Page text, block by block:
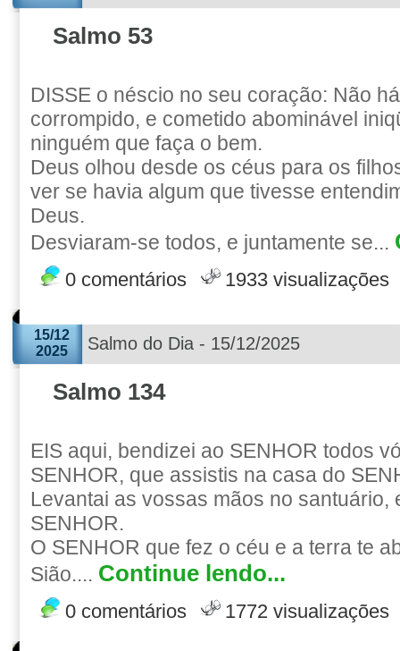
Salmo 53
DISSE o néscio no seu coração: Não
corrompido, e cometido abominável
ninguém que faça o bem.
Deus olhou desde os céus para os
ver se havia algum que tivesse
Deus.
Desviaram-se todos, e juntamente se...
0 comentários 1933 visualizações
15/12
2025
Salmo do Dia - 15/12/2025
Salmo 134
EIS aqui, bendizei ao SENHOR todos
SENHOR, que assistis na casa do
Levantai as vossas mãos no santuário,
SENHOR.
O SENHOR que fez o céu e a terra te
Sião.... Continue lendo...
0 comentários 1772 visualizações